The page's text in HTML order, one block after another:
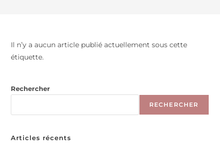
Il n’y a aucun article publié actuellement sous cette
étiquette.
Rechercher
RECHERCHER
Articles récents